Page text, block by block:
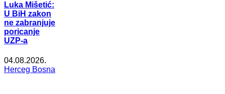
Luka Mišetić:
U BiH zakon
ne zabranjuje
poricanje
UZP-a
04.08.2026.
Herceg Bosna